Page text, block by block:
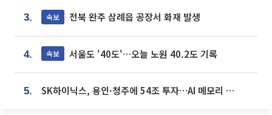
3. 속보 전북 완주 삼례읍 공장서 화재 발생
4. 속보 서울도 '40도'…오늘 노원 40.2도 기록
5. SK하이닉스, 용인·청주에 54조 투자…AI 메모리 생산기지 키운다